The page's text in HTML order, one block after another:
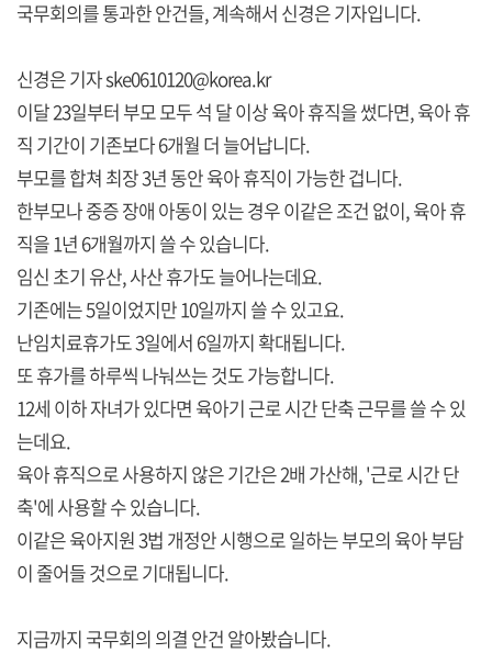
국무회의를 통과한 안건들, 계속해서 신경은 기자입니다.
신경은 기자 ske0610120@korea.kr
이달 23일부터 부모 모두 석 달 이상 육아 휴직을 썼다면, 육아 휴
직 기간이 기존보다 6개월 더 늘어납니다.
부모를 합쳐 최장 3년 동안 육아 휴직이 가능한 겁니다.
한부모나 중증 장애 아동이 있는 경우 이같은 조건 없이, 육아 휴
직을 1년 6개월까지 쓸 수 있습니다.
임신 초기 유산, 사산 휴가도 늘어나는데요.
기존에는 5일이었지만 10일까지 쓸 수 있고요.
난임치료휴가도 3일에서 6일까지 확대됩니다.
또 휴가를 하루씩 나눠쓰는 것도 가능합니다.
12세 이하 자녀가 있다면 육아기 근로 시간 단축 근무를 쓸 수 있
는데요.
육아 휴직으로 사용하지 않은 기간은 2배 가산해, '근로 시간 단
축'에 사용할 수 있습니다.
이같은 육아지원 3법 개정안 시행으로 일하는 부모의 육아 부담
이 줄어들 것으로 기대됩니다.
지금까지 국무회의 의결 안건 알아봤습니다.